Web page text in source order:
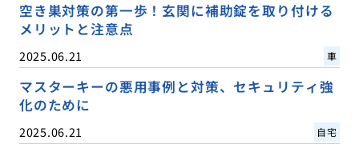
空き巣対策の第一歩！玄関に補助錠を取り付ける
メリットと注意点
2025.06.21 車
マスターキーの悪用事例と対策、セキュリティ強
化のために
2025.06.21 自宅